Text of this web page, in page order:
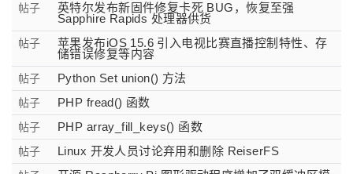
帖子
英特尔发布新固件修复卡死 BUG，恢复至强
Sapphire Rapids 处理器供货
帖子
苹果发布iOS 15.6 引入电视比赛直播控制特性、存
储错误修复等内容
帖子 Python Set union() 方法
帖子 PHP fread() 函数
帖子 PHP array_fill_keys() 函数
帖子 Linux 开发人员讨论弃用和删除 ReiserFS